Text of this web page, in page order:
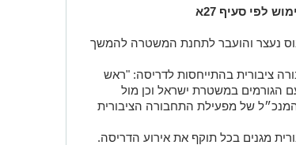
לפי סעיף 27א
נעצר והועבר לתחנת המשטרה להמשך
ציבורית בהתייחסות לדריסה: "ראש
הגורמים במשטרת ישראל וכן מול
של מפעילת התחבורה הציבורית
מגנים בכל תוקף את אירוע הדריסה.